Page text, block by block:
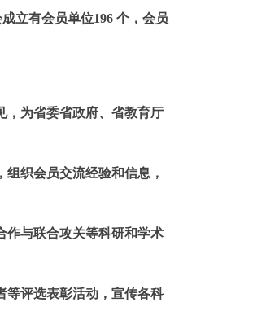
立有会员单位196 个，会员
，为省委省政府、省教育厅
织会员交流经验和信息，
作与联合攻关等科研和学术
等评选表彰活动，宣传各科